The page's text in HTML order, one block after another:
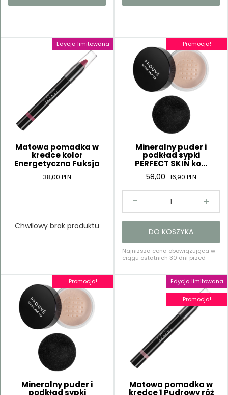
Edycja limitowana
Matowa pomadka w
kredce kolor
Energetyczna Fuksja
38,00 PLN
Chwilowy brak produktu
Promocja!
Mineralny puder i
podkład sypki
PERFECT SKIN ko...
58,00 16,90 PLN
DO KOSZYKA
Najniższa cena obowiązująca w
ciągu ostatnich 30 dni przed
Promocja!
Mineralny puder i
podkład sypki
Edycja limitowana
Promocja!
Matowa pomadka w
kredce 1 Pudrowy róż